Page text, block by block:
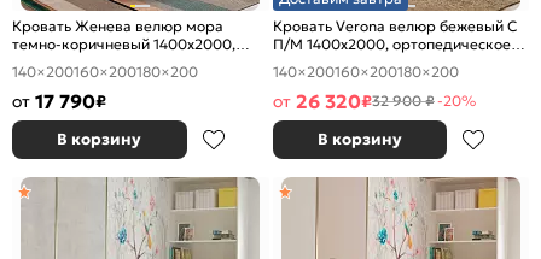
Кровать Женева велюр мора
темно-коричневый 1400x2000,
изголовье мягкое
140×200160×200180×200
от 17 790₽
В корзину
Кровать Verona велюр бежевый С
П/М 1400x2000, ортопедическое
основание, изголовье мягкое
140×200160×200180×200
от 26 320₽32 900 ₽-20%
В корзину